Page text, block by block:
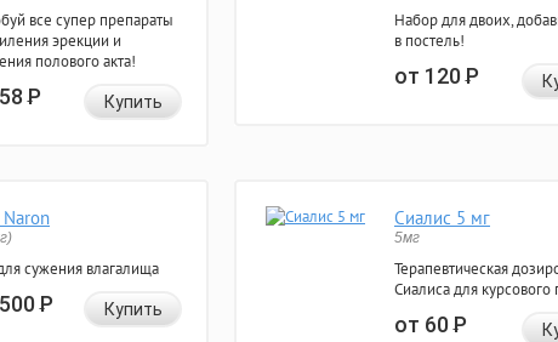
все супер препараты
эрекции и
полового акта!
Р Купить
Набор для двоих,
в постель!
от 120Р
сужения влагалища
Р Купить
Сиалис 5 мг
5мг
Терапевтическая
Сиалиса для курсового
от 60Р